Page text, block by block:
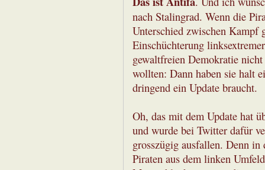
nach Stalingrad. Wenn die
Unterschied zwischen Kampf
Einschüchterung
gewaltfreien Demokratie
wollten: Dann haben sie halt
dringend ein Update braucht.
Oh, das mit dem Update hat
und wurde bei Twitter dafür
grosszügig ausfallen. Denn
Piraten aus dem linken